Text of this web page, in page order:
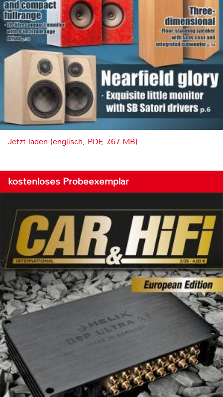
Jetzt laden (englisch, PDF, 7.67 MB)
kostenloses Probeexemplar